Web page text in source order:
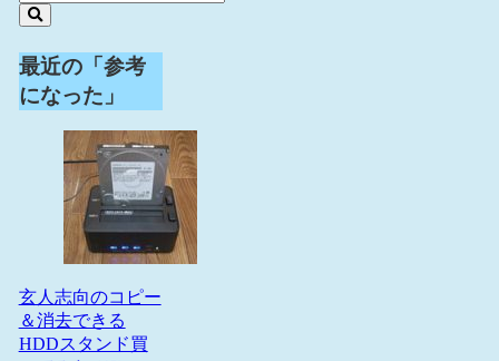
最近の「参考
になった」
玄人志向のコピー
＆消去できる
HDDスタンド買